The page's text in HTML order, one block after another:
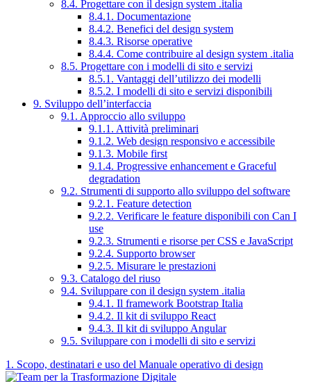
8.4. Progettare con il design system .italia
8.4.1. Documentazione
8.4.2. Benefici del design system
8.4.3. Risorse operative
8.4.4. Come contribuire al design system .italia
8.5. Progettare con i modelli di sito e servizi
8.5.1. Vantaggi dell’utilizzo dei modelli
8.5.2. I modelli di sito e servizi disponibili
9. Sviluppo dell’interfaccia
9.1. Approccio allo sviluppo
9.1.1. Attività preliminari
9.1.2. Web design responsivo e accessibile
9.1.3. Mobile first
9.1.4. Progressive enhancement e Graceful
degradation
9.2. Strumenti di supporto allo sviluppo del software
9.2.1. Feature detection
9.2.2. Verificare le feature disponibili con Can I
use
9.2.3. Strumenti e risorse per CSS e JavaScript
9.2.4. Supporto browser
9.2.5. Misurare le prestazioni
9.3. Catalogo del riuso
9.4. Sviluppare con il design system .italia
9.4.1. Il framework Bootstrap Italia
9.4.2. Il kit di sviluppo React
9.4.3. Il kit di sviluppo Angular
9.5. Sviluppare con i modelli di sito e servizi
1. Scopo, destinatari e uso del Manuale operativo di design